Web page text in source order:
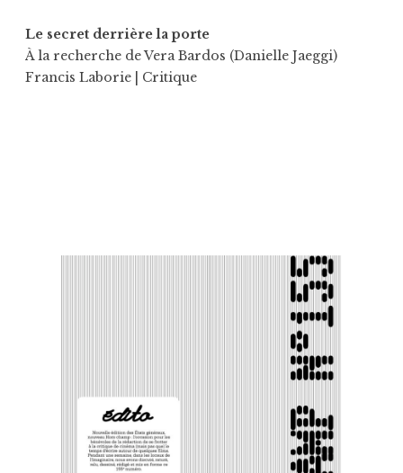
Le secret derrière la porte
À la recherche de Vera Bardos (Danielle Jaeggi)
Francis Laborie | Critique